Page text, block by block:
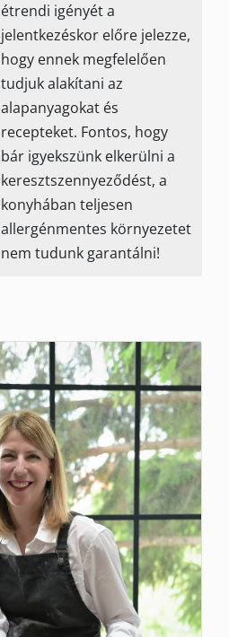
étrendi igényét a
jelentkezéskor előre jelezze,
hogy ennek megfelelően
tudjuk alakítani az
alapanyagokat és
recepteket. Fontos, hogy
bár igyekszünk elkerülni a
keresztszennyeződést, a
konyhában teljesen
allergénmentes környezetet
nem tudunk garantálni!